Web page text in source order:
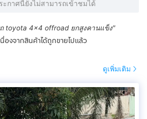
ะกาศนี้ยังไม่สามารถเข้าชมได้
toyota 4x4 offroad ยกสูงคานแข็ง"
องจากสินค้าได้ถูกขายไปแล้ว
ดูเพิ่มเติม